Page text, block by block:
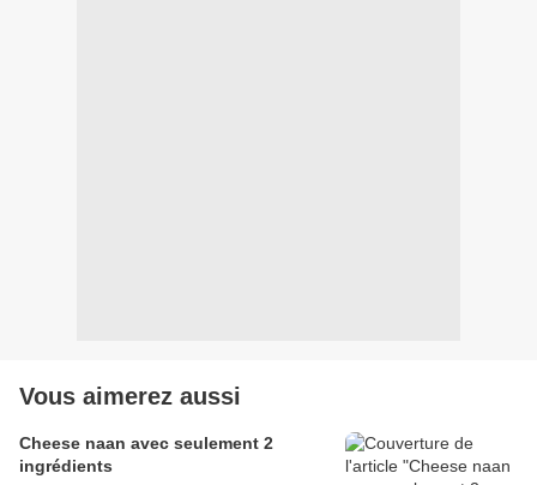
Vous aimerez aussi
Cheese naan avec seulement 2
ingrédients